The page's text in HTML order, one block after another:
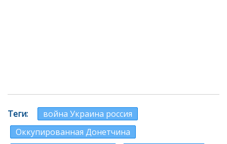
Теги
война Украина россия
Оккупированная Донетчина